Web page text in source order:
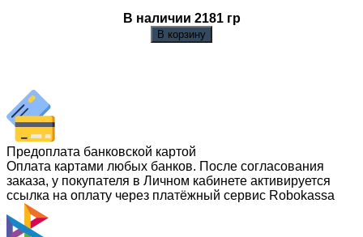
В наличии 2181гр
В корзину
Предоплата банковской картой
Оплата картами любых банков. После согласования
заказа, у покупателя в Личном кабинете активируется
ссылка на оплату через платёжный сервис Robokassa